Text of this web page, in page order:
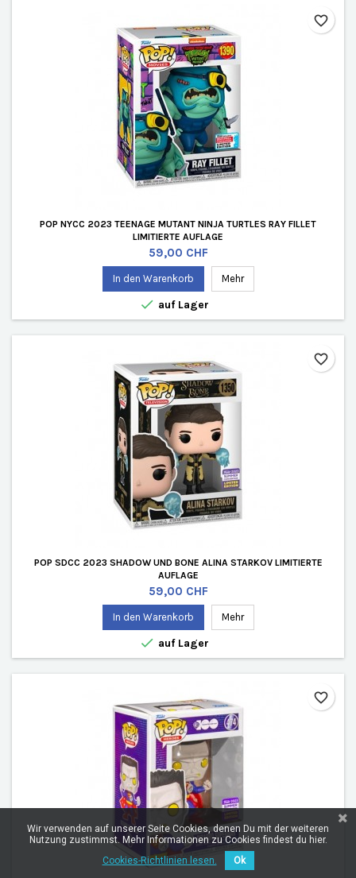
POP NYCC 2023 TEENAGE MUTANT NINJA TURTLES RAY FILLET
LIMITIERTE AUFLAGE
Preis
59,00 CHF
In den Warenkorb Mehr
 auf Lager
favorite_border
POP SDCC 2023 SHADOW UND BONE ALINA STARKOV LIMITIERTE
AUFLAGE
Preis
59,00 CHF
In den Warenkorb Mehr
 auf Lager
favorite_border
favorite_border
Wir verwenden auf unserer Seite Cookies, denen Du mit der weiteren
Nutzung zustimmst. Mehr Informationen zu Cookies findest du hier.
Cookies-Richtlinien lesen.
Ok